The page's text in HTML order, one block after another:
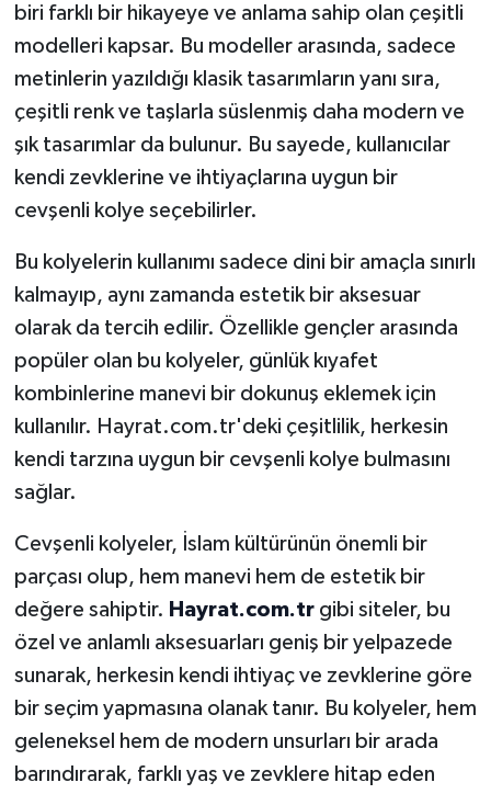
biri farklı bir hikayeye ve anlama sahip olan çeşitli
modelleri kapsar. Bu modeller arasında, sadece
metinlerin yazıldığı klasik tasarımların yanı sıra,
çeşitli renk ve taşlarla süslenmiş daha modern ve
şık tasarımlar da bulunur. Bu sayede, kullanıcılar
kendi zevklerine ve ihtiyaçlarına uygun bir
cevşenli kolye seçebilirler.
Bu kolyelerin kullanımı sadece dini bir amaçla sınırlı
kalmayıp, aynı zamanda estetik bir aksesuar
olarak da tercih edilir. Özellikle gençler arasında
popüler olan bu kolyeler, günlük kıyafet
kombinlerine manevi bir dokunuş eklemek için
kullanılır. Hayrat.com.tr'deki çeşitlilik, herkesin
kendi tarzına uygun bir cevşenli kolye bulmasını
sağlar.
Cevşenli kolyeler, İslam kültürünün önemli bir
parçası olup, hem manevi hem de estetik bir
değere sahiptir. Hayrat.com.trgibi siteler, bu
özel ve anlamlı aksesuarları geniş bir yelpazede
sunarak, herkesin kendi ihtiyaç ve zevklerine göre
bir seçim yapmasına olanak tanır. Bu kolyeler, hem
geleneksel hem de modern unsurları bir arada
barındırarak, farklı yaş ve zevklere hitap eden